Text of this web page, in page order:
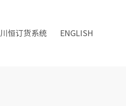
川恒订货系统 ENGLISH